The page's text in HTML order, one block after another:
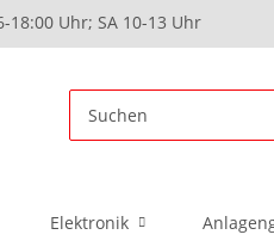
18:00 Uhr; SA 10-13 Uhr
Elektronik